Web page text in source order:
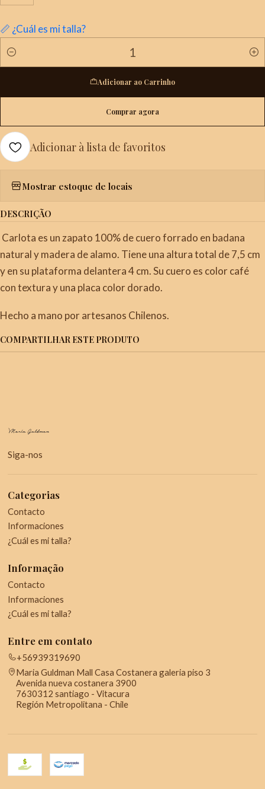
📏 ¿Cuál es mi talla?
Quantidade
Adicionar ao Carrinho
Comprar agora
Adicionar à lista de favoritos
Mostrar estoque de locais
DESCRIÇÃO
Carlota es un zapato 100% de cuero forrado en badana
natural y madera de alamo. Tiene una altura total de 7,5 cm
y en su plataforma delantera 4 cm. Su cuero es color café
con textura y una placa color dorado.
Hecho a mano por artesanos Chilenos.
COMPARTILHAR ESTE PRODUTO
Siga-nos
Categorias
Contacto
Informaciones
¿Cuál es mi talla?
Informação
Contacto
Informaciones
¿Cuál es mi talla?
Entre em contato
+56939319690
Maria Guldman Mall Casa Costanera galeria piso 3
Avenida nueva costanera 3900
7630312 santiago - Vitacura
Región Metropolitana - Chile